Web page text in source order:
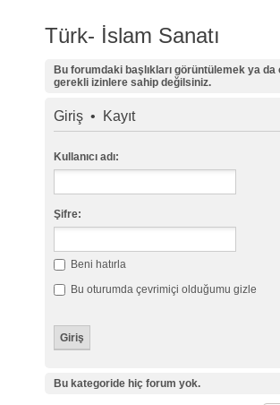
Türk- İslam Sanatı
Bu forumdaki başlıkları görüntülemek ya
gerekli izinlere sahip değilsiniz.
Giriş• Kayıt
Kullanıcı adı:
Şifre:
Beni hatırla
Bu oturumda çevrimiçi olduğumu gizle
Bu kategoride hiç forum yok.